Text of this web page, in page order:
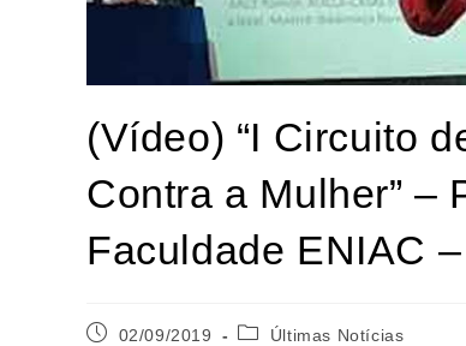
(Vídeo) “I Circuito
Contra a Mulher” –
Faculdade ENIAC
02/09/2019 Últimas Notícias